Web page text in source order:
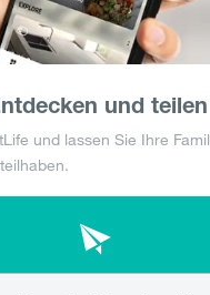
und teilen
und lassen Sie Ihre